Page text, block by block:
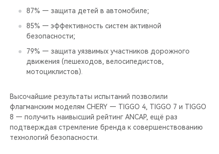
87% — защита детей в автомобиле;
85% — эффективность систем активной
безопасности;
79% — защита уязвимых участников дорожного
движения (пешеходов, велосипедистов,
мотоциклистов).
Высочайшие результаты испытаний позволили
флагманским моделям CHERY — TIGGO 4, TIGGO 7 и TIGGO
8 — получить наивысший рейтинг ANCAP, ещё раз
подтверждая стремление бренда к совершенствованию
технологий безопасности.